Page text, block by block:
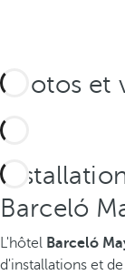
Photos et
Barceló
L'hôtel Barceló
d'installations et